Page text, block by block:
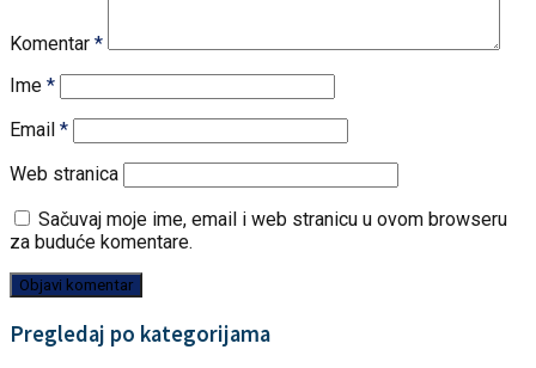
Komentar *
Ime *
Email *
Web stranica
Sačuvaj moje ime, email i web stranicu u ovom browseru
za buduće komentare.
Pregledaj po kategorijama